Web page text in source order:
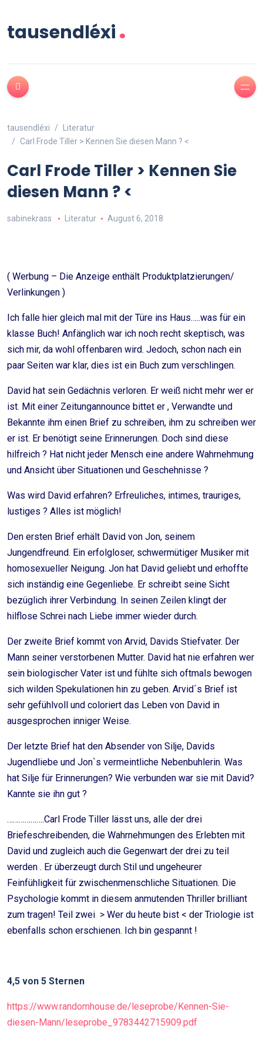
tausendléxi.
tausendléxi
Literatur
Carl Frode Tiller > Kennen Sie diesen Mann ? <
Carl Frode Tiller > Kennen Sie
diesen Mann ? <
sabinekrass Literatur August 6, 2018
( Werbung – Die Anzeige enthält Produktplatzierungen/
Verlinkungen )
Ich falle hier gleich mal mit der Türe ins Haus…..was für ein
klasse Buch! Anfänglich war ich noch recht skeptisch, was
sich mir, da wohl offenbaren wird. Jedoch, schon nach ein
paar Seiten war klar, dies ist ein Buch zum verschlingen.
David hat sein Gedächnis verloren. Er weiß nicht mehr wer er
ist. Mit einer Zeitungannounce bittet er , Verwandte und
Bekannte ihm einen Brief zu schreiben, ihm zu schreiben wer
er ist. Er benötigt seine Erinnerungen. Doch sind diese
hilfreich ? Hat nicht jeder Mensch eine andere Wahrnehmung
und Ansicht über Situationen und Geschehnisse ?
Was wird David erfahren? Erfreuliches, intimes, trauriges,
lustiges ? Alles ist möglich!
Den ersten Brief erhält David von Jon, seinem
Jungendfreund. Ein erfolgloser, schwermütiger Musiker mit
homosexueller Neigung. Jon hat David geliebt und erhoffte
sich inständig eine Gegenliebe. Er schreibt seine Sicht
bezüglich ihrer Verbindung. In seinen Zeilen klingt der
hilflose Schrei nach Liebe immer wieder durch.
Der zweite Brief kommt von Arvid, Davids Stiefvater. Der
Mann seiner verstorbenen Mutter. David hat nie erfahren wer
sein biologischer Vater ist und fühlte sich oftmals bewogen
sich wilden Spekulationen hin zu geben. Arvid´s Brief ist
sehr gefühlvoll und coloriert das Leben von David in
ausgesprochen inniger Weise.
Der letzte Brief hat den Absender von Silje, Davids
Jugendliebe und Jon`s vermeintliche Nebenbuhlerin. Was
hat Silje für Erinnerungen? Wie verbunden war sie mit David?
Kannte sie ihn gut ?
……………….Carl Frode Tiller lässt uns, alle der drei
Briefeschreibenden, die Wahrnehmungen des Erlebten mit
David und zugleich auch die Gegenwart der drei zu teil
werden . Er überzeugt durch Stil und ungeheurer
Feinfühligkeit für zwischenmenschliche Situationen. Die
Psychologie kommt in diesem anmutenden Thriller brilliant
zum tragen! Teil zwei > Wer du heute bist < der Triologie ist
ebenfalls schon erschienen. Ich bin gespannt !
4,5 von 5 Sternen
https://www.randomhouse.de/leseprobe/Kennen-Sie-
diesen-Mann/leseprobe_9783442715909.pdf